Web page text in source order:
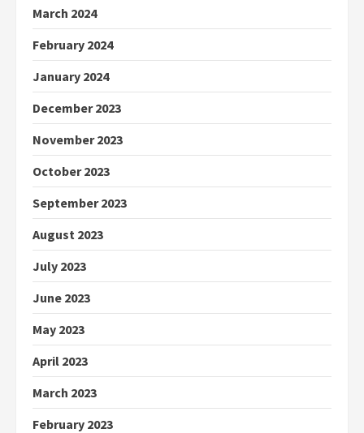
March 2024
February 2024
January 2024
December 2023
November 2023
October 2023
September 2023
August 2023
July 2023
June 2023
May 2023
April 2023
March 2023
February 2023